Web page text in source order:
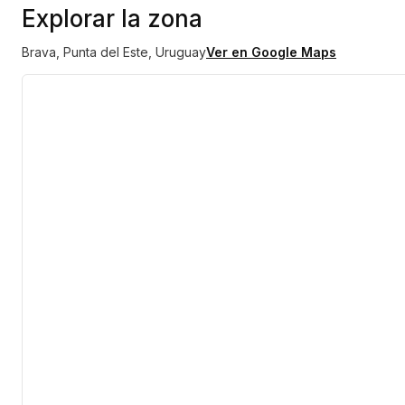
Explorar la zona
Brava, Punta del Este, UruguayVer en Google Maps